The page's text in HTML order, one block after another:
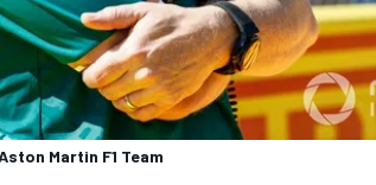
Martin F1 Team